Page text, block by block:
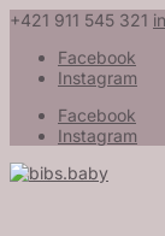
+421 911 545 321
Facebook
Instagram
Facebook
Instagram